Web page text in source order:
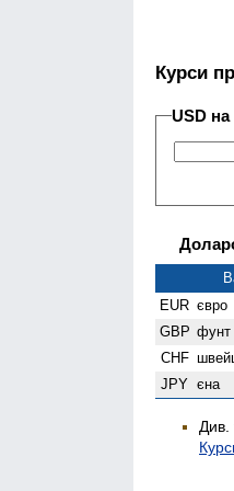
Курси
USD на
EUR євро
GBP фунт
CHF
JPY єна
Див.